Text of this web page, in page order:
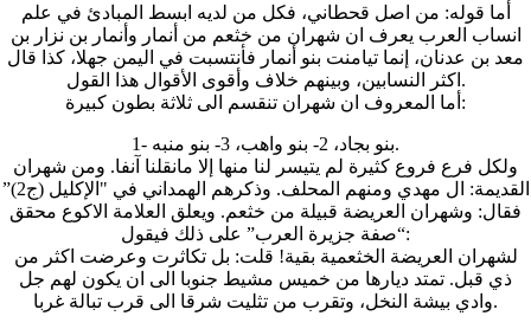
أما قوله: من اصل قحطاني، فكل من لديه ابسط المبادئ في علم
انساب العرب يعرف ان شهران من خثعم من أنمار وأنمار بن نزار بن
معد بن عدنان، إنما تيامنت بنو أنمار فأنتسبت في اليمن جهلا، كذا قال
اكثر النسابين، وبينهم خلاف وأقوى الأقوال هذا القول.
أما المعروف ان شهران تنقسم الى ثلاثة بطون كبيرة:
1- بنو بجاد، 2- بنو واهب، 3- بنو منبه.
ولكل فرع فروع كثيرة لم يتيسر لنا منها إلا مانقلنا آنفا. ومن شهران
القديمة: ال مهدي ومنهم المحلف. وذكرهم الهمداني في "الإكليل (ج2)”
فقال: وشهران العريضة قبيلة من خثعم. ويعلق العلامة الاكوع محقق
“صفة جزيرة العرب” على ذلك فيقول:
لشهران العريضة الخثعمية بقية! قلت: بل تكاثرت وعرضت اكثر من
ذي قبل. تمتد ديارها من خميس مشيط جنوبا الى ان يكون لهم جل
وادي بيشة النخل، وتقرب من تثليت شرقا الى قرب تبالة غربا.